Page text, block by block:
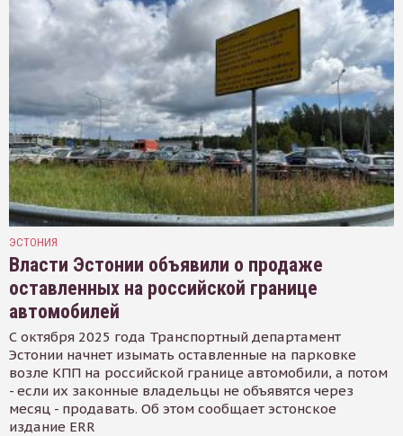
ЭСТОНИЯ
Власти Эстонии объявили о продаже
оставленных на российской границе
автомобилей
С октября 2025 года Транспортный департамент
Эстонии начнет изымать оставленные на парковке
возле КПП на российской границе автомобили, а потом
- если их законные владельцы не объявятся через
месяц - продавать. Об этом сообщает эстонское
издание ERR